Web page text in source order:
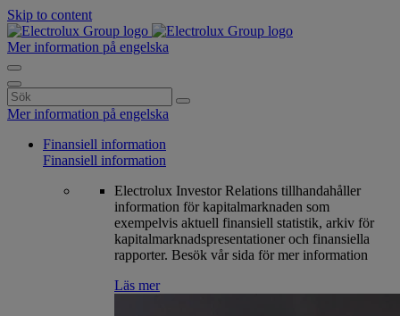
Skip to content
Mer information på engelska
Search
for:
Mer information på engelska
Finansiell information
Finansiell information
Electrolux Investor Relations tillhandahåller
information för kapitalmarknaden som
exempelvis aktuell finansiell statistik, arkiv för
kapitalmarknadspresentationer och finansiella
rapporter. Besök vår sida för mer information
Läs mer